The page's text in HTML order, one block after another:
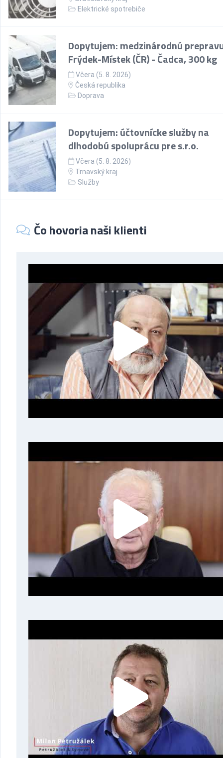
Elektrické spotrebiče
Dopytujem: medzinárodnú
Frýdek-Místek (ČR) - Čadca, 300 kg
Včera (5. 8. 2026)
Česká republika
Doprava
Dopytujem: účtovnícke služby na
dlhodobú spoluprácu pre s.r.o.
Včera (5. 8. 2026)
Trnavský kraj
Služby
Čo hovoria naši klienti